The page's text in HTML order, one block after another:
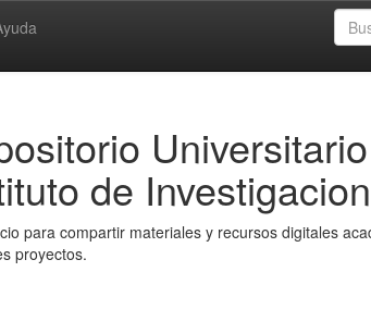
de
para compartir materiales y recursos digitales
proyectos.